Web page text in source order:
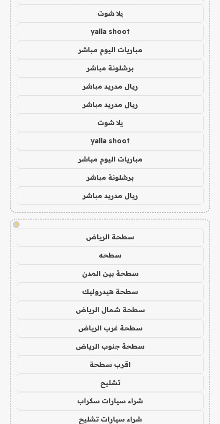
يلا شوت
yalla shoot
مباريات اليوم مباشر
برشلونة مباشر
ريال مدريد مباشر
ريال مدريد مباشر
يلا شوت
yalla shoot
مباريات اليوم مباشر
برشلونة مباشر
ريال مدريد مباشر
!
سطحة الرياض
سطحه
سطحة بين المدن
سطحة هيدروليك
سطحة شمال الرياض
سطحة غرب الرياض
سطحة جنوب الرياض
اقرب سطحة
تشليح
شراء سيارات سكراب
شراء سيارات تشليح